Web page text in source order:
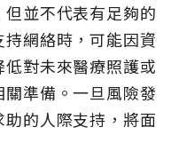
並不代表有足夠的
網絡時，可能因資
對未來醫療照護或
準備。一旦風險發
的人際支持，將面